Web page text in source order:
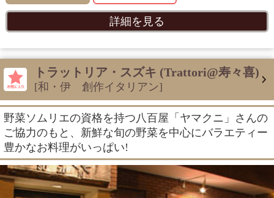
詳細を見る
トラットリア・スズキ (Trattori@寿々喜)
[和・伊 創作イタリアン]
野菜ソムリエの資格を持つ八百屋「ヤマクニ」さんの
ご協力のもと、新鮮な旬の野菜を中心にバラエティー
豊かなお料理がいっぱい!